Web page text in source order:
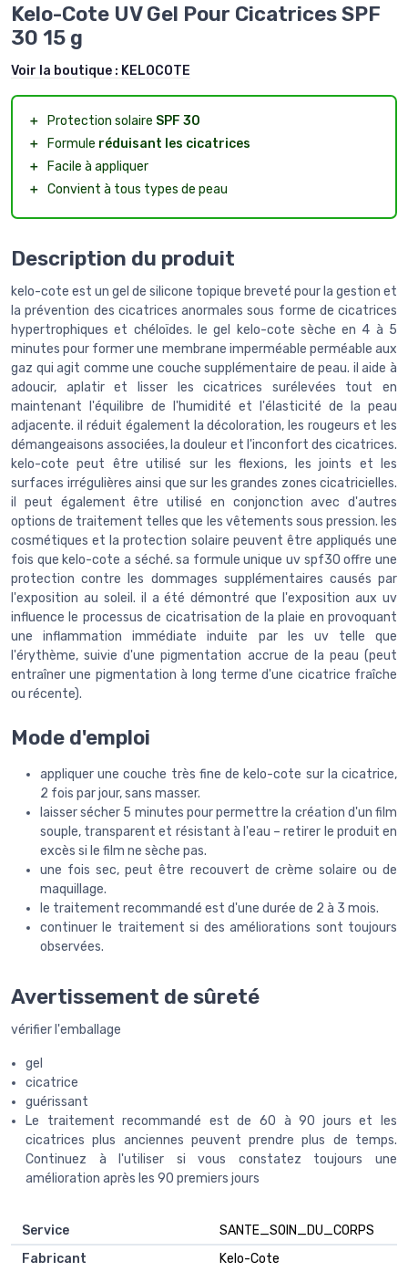
Kelo-Cote UV Gel Pour Cicatrices SPF
30 15 g
Voir la boutique : KELOCOTE
＋ Protection solaire SPF 30
＋
Formule réduisant les cicatrices
＋
Facile à appliquer
＋ Convient à tous types de peau
Description du produit
kelo-cote est un gel de silicone topique breveté pour la gestion et
la prévention des cicatrices anormales sous forme de cicatrices
hypertrophiques et chéloïdes. le gel kelo-cote sèche en 4 à 5
minutes pour former une membrane imperméable perméable aux
gaz qui agit comme une couche supplémentaire de peau. il aide à
adoucir, aplatir et lisser les cicatrices surélevées tout en
maintenant l'équilibre de l'humidité et l'élasticité de la peau
adjacente. il réduit également la décoloration, les rougeurs et les
démangeaisons associées, la douleur et l'inconfort des cicatrices.
kelo-cote peut être utilisé sur les flexions, les joints et les
surfaces irrégulières ainsi que sur les grandes zones cicatricielles.
il peut également être utilisé en conjonction avec d'autres
options de traitement telles que les vêtements sous pression. les
cosmétiques et la protection solaire peuvent être appliqués une
fois que kelo-cote a séché. sa formule unique uv spf30 offre une
protection contre les dommages supplémentaires causés par
l'exposition au soleil. il a été démontré que l'exposition aux uv
influence le processus de cicatrisation de la plaie en provoquant
une inflammation immédiate induite par les uv telle que
l'érythème, suivie d'une pigmentation accrue de la peau (peut
entraîner une pigmentation à long terme d'une cicatrice fraîche
ou récente).
Mode d'emploi
appliquer une couche très fine de kelo-cote sur la cicatrice,
2 fois par jour, sans masser.
laisser sécher 5 minutes pour permettre la création d'un film
souple, transparent et résistant à l'eau – retirer le produit en
excès si le film ne sèche pas.
une fois sec, peut être recouvert de crème solaire ou de
maquillage.
le traitement recommandé est d'une durée de 2 à 3 mois.
continuer le traitement si des améliorations sont toujours
observées.
Avertissement de sûreté
vérifier l'emballage
gel
cicatrice
guérissant
Le traitement recommandé est de 60 à 90 jours et les
cicatrices plus anciennes peuvent prendre plus de temps.
Continuez à l'utiliser si vous constatez toujours une
amélioration après les 90 premiers jours
Service
‎SANTE_SOIN_DU_CORPS
Fabricant
‎Kelo-Cote